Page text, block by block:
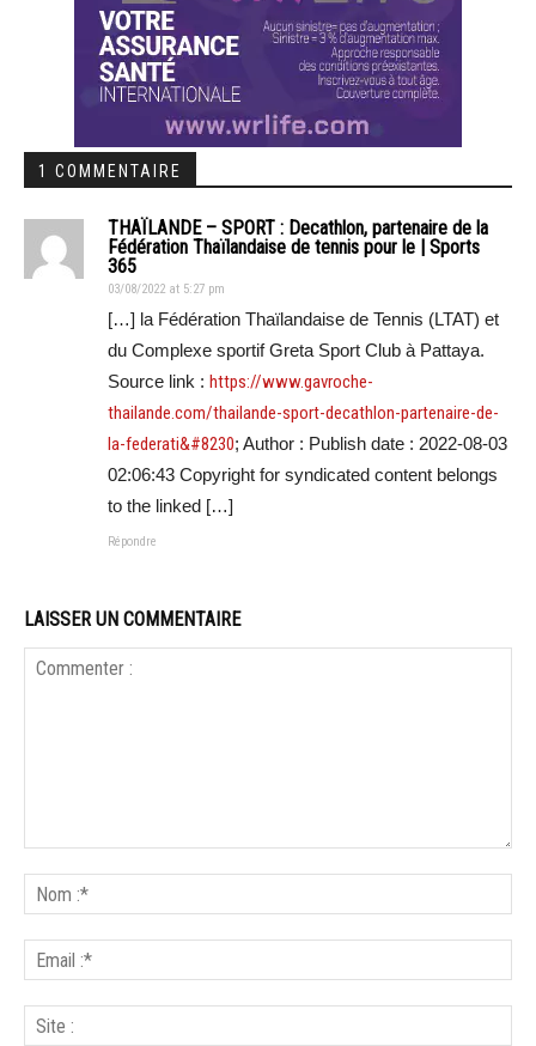
1 COMMENTAIRE
THAÏLANDE – SPORT : Decathlon, partenaire de la
Fédération Thaïlandaise de tennis pour le | Sports
365
03/08/2022 at 5:27 pm
[…] la Fédération Thaïlandaise de Tennis (LTAT) et
du Complexe sportif Greta Sport Club à Pattaya.
Source link : https://www.gavroche-
thailande.com/thailande-sport-decathlon-partenaire-de-
la-federati&#8230; Author : Publish date : 2022-08-03
02:06:43 Copyright for syndicated content belongs
to the linked […]
Répondre
LAISSER UN COMMENTAIRE